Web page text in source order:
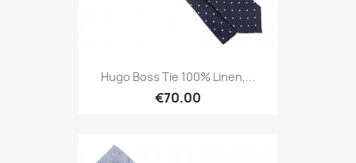
Hugo Boss Tie 100% Linen,...
€70.00